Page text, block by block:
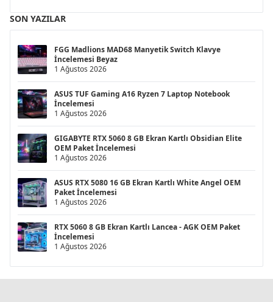
SON YAZILAR
FGG Madlions MAD68 Manyetik Switch Klavye
İncelemesi Beyaz
1 Ağustos 2026
ASUS TUF Gaming A16 Ryzen 7 Laptop Notebook
İncelemesi
1 Ağustos 2026
GIGABYTE RTX 5060 8 GB Ekran Kartlı Obsidian Elite
OEM Paket İncelemesi
1 Ağustos 2026
ASUS RTX 5080 16 GB Ekran Kartlı White Angel OEM
Paket İncelemesi
1 Ağustos 2026
RTX 5060 8 GB Ekran Kartlı Lancea - AGK OEM Paket
İncelemesi
1 Ağustos 2026